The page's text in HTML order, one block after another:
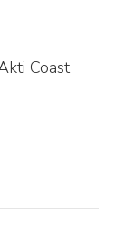
Coast